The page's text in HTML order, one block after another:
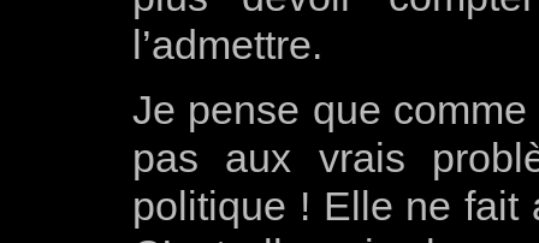
l’admettre.
Je pense que comme
pas aux vrais
politique ! Elle ne fait